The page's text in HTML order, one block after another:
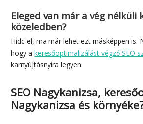
Eleged van már a vég nélküli
közeledben?
Hidd el, ma már lehet ezt másképpen is.
hogy akeresőoptimalizálást végző SEO
karnyújtásnyira legyen.
SEO Nagykanizsa,
Nagykanizsa és